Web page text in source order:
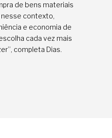
de bens materiais
nesse contexto,
e economia de
cada vez mais
completa Dias.